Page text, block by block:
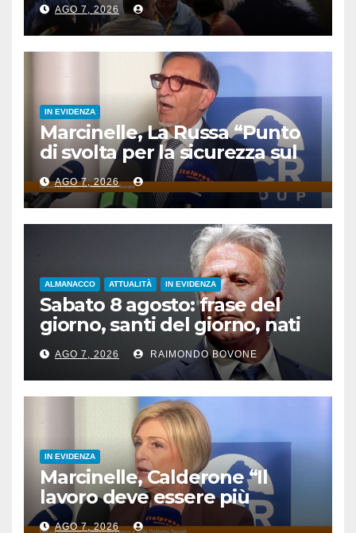
AGO 7, 2026
IN EVIDENZA
Marcinelle, La Russa “Punto
di svolta per la sicurezza sul
lavoro”
AGO 7, 2026
ALMANACCO ATTUALITÀ IN EVIDENZA
Sabato 8 agosto: frase del
giorno, santi del giorno, nati
famosi, accadde oggi
AGO 7, 2026 RAIMONDO BOVONE
IN EVIDENZA
Marcinelle, Calderone “Il
lavoro deve essere più
sicuro”
AGO 7, 2026